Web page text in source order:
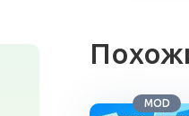
MOD